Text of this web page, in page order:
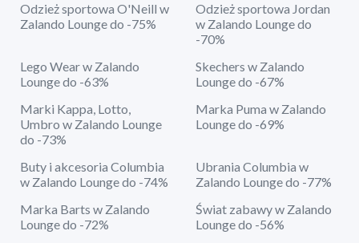
Odzież sportowa O'Neill w
Zalando Lounge do -75%
Odzież sportowa Jordan
w Zalando Lounge do
-70%
Lego Wear w Zalando
Lounge do -63%
Skechers w Zalando
Lounge do -67%
Marki Kappa, Lotto,
Umbro w Zalando Lounge
do -73%
Marka Puma w Zalando
Lounge do -69%
Buty i akcesoria Columbia
w Zalando Lounge do -74%
Ubrania Columbia w
Zalando Lounge do -77%
Marka Barts w Zalando
Lounge do -72%
Świat zabawy w Zalando
Lounge do -56%